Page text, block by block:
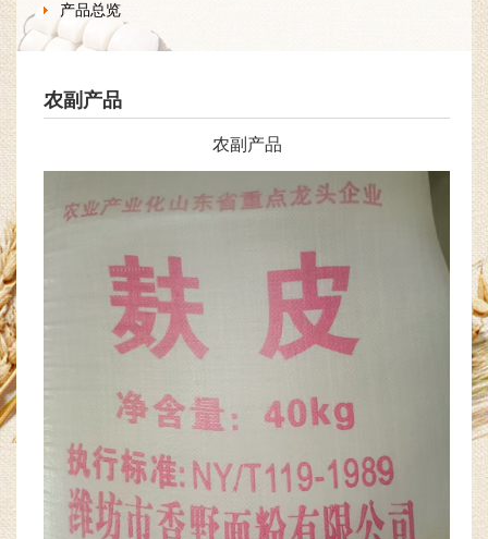
产品总览
农副产品
农副产品